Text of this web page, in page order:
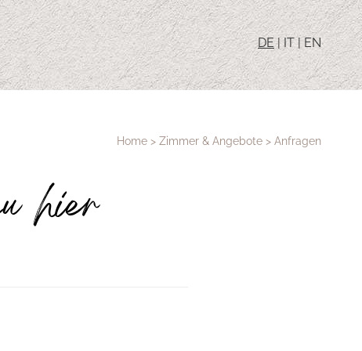
DE|IT| EN
Home > Zimmer & Angebote > Anfragen
hier